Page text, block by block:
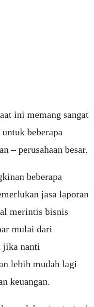
ini memang sangat
beberapa
– perusahaan besar.
beberapa
jasa laporan
merintis bisnis
mulai dari
jika nanti
lebih mudah lagi
keuangan.